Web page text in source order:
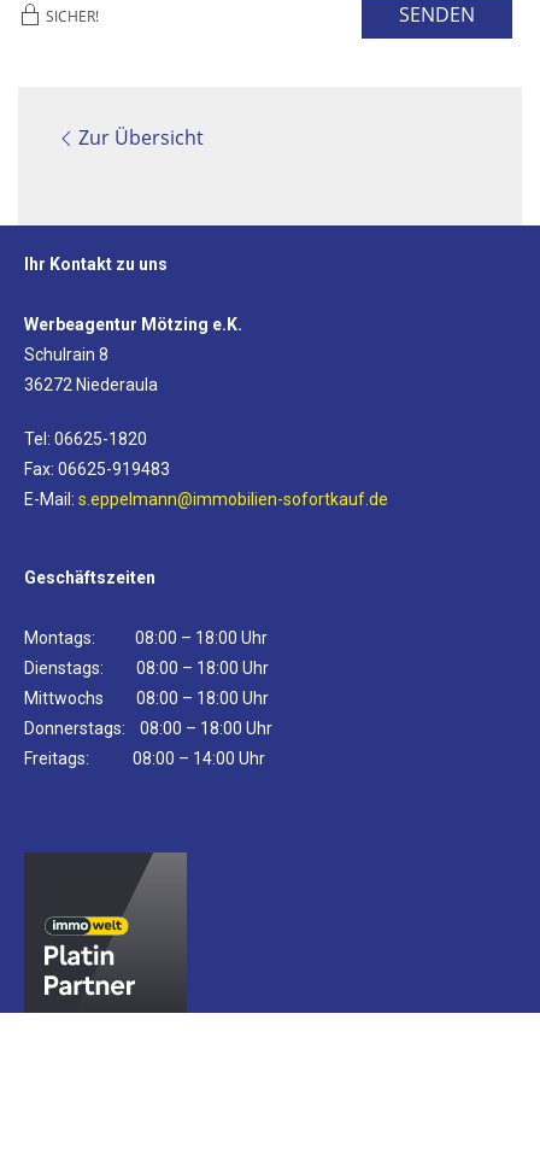
SICHER! SENDEN
Zur Übersicht
Ihr Kontakt zu uns
Werbeagentur Mötzing e.K.
Schulrain 8
36272 Niederaula
Tel: 06625-1820
Fax: 06625-919483
E-Mail: s.eppelmann@immobilien-sofortkauf.de
Geschäftszeiten
Montags: 08:00 – 18:00 Uhr
Dienstags: 08:00 – 18:00 Uhr
Mittwochs 08:00 – 18:00 Uhr
Donnerstags: 08:00 – 18:00 Uhr
Freitags: 08:00 – 14:00 Uhr